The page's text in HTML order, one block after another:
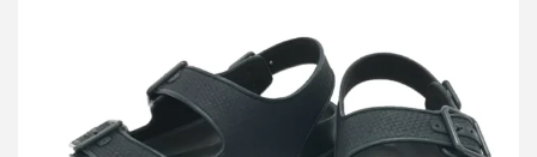
ビルケンシュトック Milano Raffia サンダル